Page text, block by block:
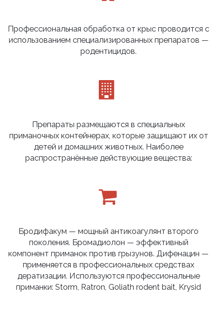
Профессиональная обработка от крыс проводится с
использованием специализированных препаратов —
родентицидов.
Препараты размещаются в специальных
приманочных контейнерах, которые защищают их от
детей и домашних животных. Наиболее
распространённые действующие вещества:
Бродифакум — мощный антикоагулянт второго
поколения. Бромадиолон — эффективный
компонент приманок против грызунов. Дифенацин —
применяется в профессиональных средствах
дератизации. Используются профессиональные
приманки: Storm, Ratron, Goliath rodent bait, Krysid